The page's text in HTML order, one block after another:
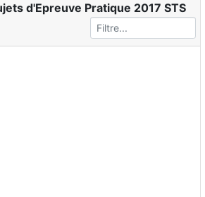
d'Epreuve Pratique 2017 STS